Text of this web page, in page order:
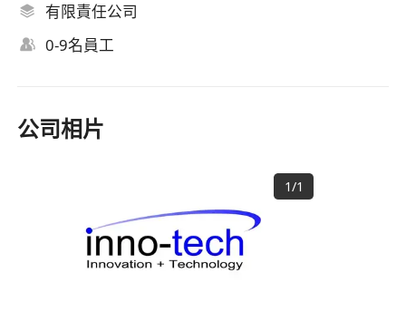
有限責任公司
0-9名員工
公司相片
1/1